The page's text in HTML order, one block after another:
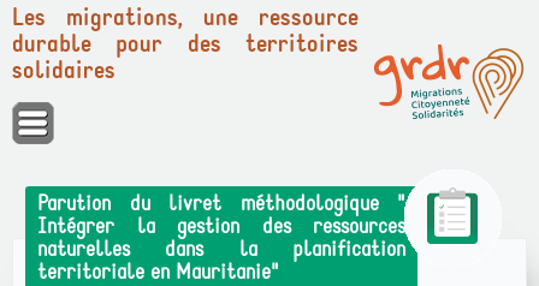
Panneau de gestion des cookies
Les migrations, une ressource
durable pour des territoires
solidaires
Parution du livret méthodologique "
Intégrer la gestion des ressources
naturelles dans la planification
territoriale en Mauritanie"